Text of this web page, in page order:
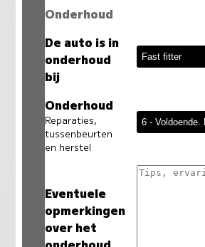
Onderhoud
De auto is in
onderhoud
bij
Onderhoud
Reparaties,
tussenbeurten
en herstel
Eventuele
opmerkingen
over het